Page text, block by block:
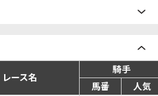
レース名
騎手
馬番
人気